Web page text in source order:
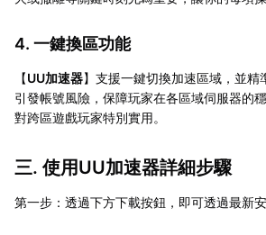
4. 一鍵換區功能
【UU加速器】支援一鍵切換加速區域，並精
引發帳號風險，保障玩家在各區域伺服器的
對跨區遊戲玩家特別實用。
三. 使用UU加速器詳細步驟
第一步：透過下方下載按鈕，即可透過最新